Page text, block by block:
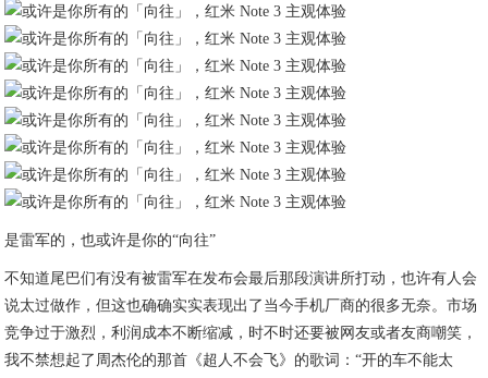
是雷军的，也或许是你的“向往”
不知道尾巴们有没有被雷军在发布会最后那段演讲所打动，也许有人会
说太过做作，但这也确确实实表现出了当今手机厂商的很多无奈。市场
竞争过于激烈，利润成本不断缩减，时不时还要被网友或者友商嘲笑，
我不禁想起了周杰伦的那首《超人不会飞》的歌词：“开的车不能太